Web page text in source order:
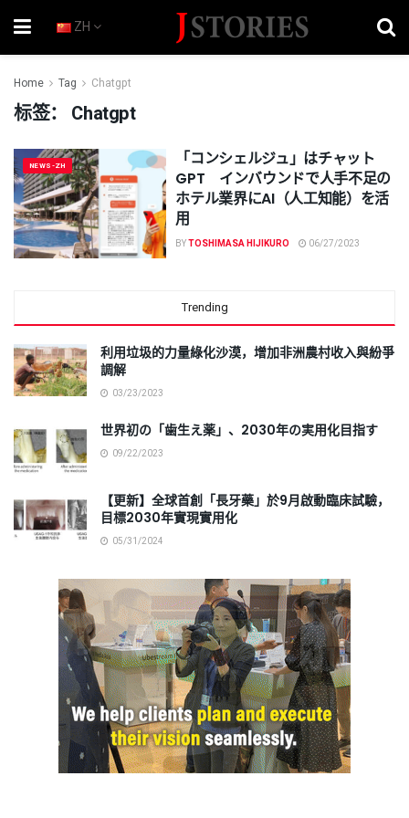
ZH
Home Tag Chatgpt
标签： Chatgpt
NEWS-ZH
「コンシェルジュ」はチャット
GPT インバウンドで人手不足の
ホテル業界にAI（人工知能）を活
用
BYTOSHIMASA HIJIKURO 06/27/2023
Trending
利用垃圾的力量綠化沙漠，增加非洲農村收入與紛爭
調解
03/23/2023
世界初の「歯生え薬」、2030年の実用化目指す
09/22/2023
【更新】全球首創「長牙藥」於9月啟動臨床試驗，
目標2030年實現實用化
05/31/2024